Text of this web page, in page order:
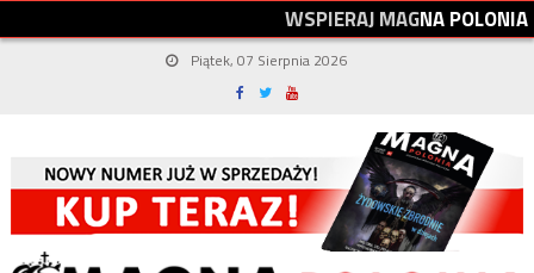
WSPIERAJMAGNAPOLONIA
Piątek, 07 Sierpnia 2026